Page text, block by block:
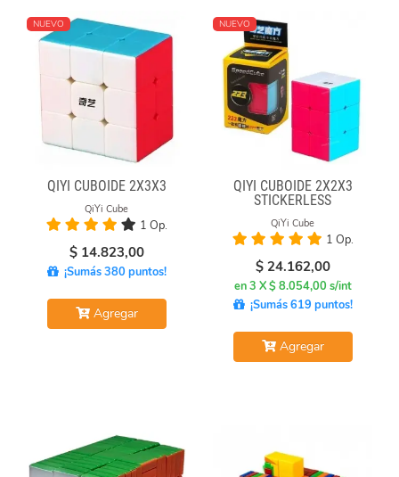
NUEVO
QIYI CUBOIDE 2X3X3
QiYi Cube
1 Op.
$ 14.823,00
¡Sumás 380 puntos!
Agregar
NUEVO
QIYI CUBOIDE 2X2X3
STICKERLESS
QiYi Cube
1 Op.
$ 24.162,00
en 3 X $ 8.054,00 s/int
¡Sumás 619 puntos!
Agregar